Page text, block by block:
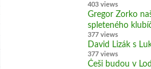
403 views
Gregor Zorko
spleteného
377 views
David Lizák s
377 views
Češi budou v